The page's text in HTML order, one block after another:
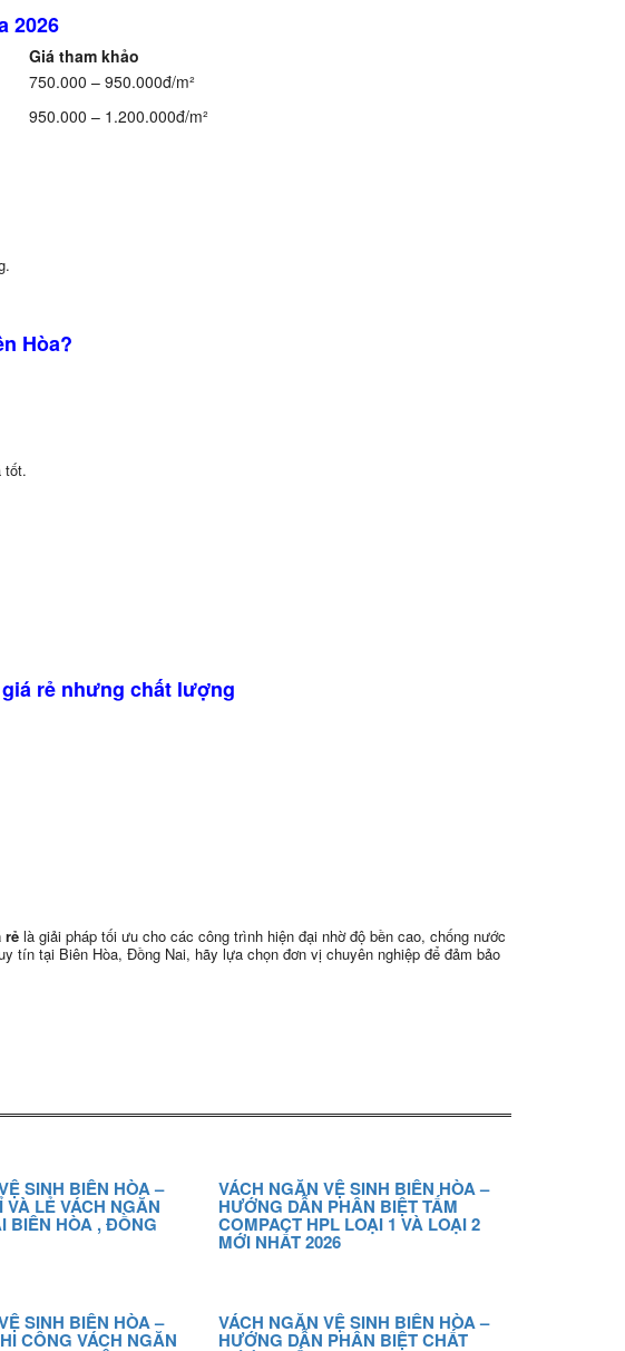
2026
Giá tham khảo
750.000 – 950.000đ/m²
950.000 – 1.200.000đ/m²
Hòa?
tốt.
rẻ nhưng chất lượng
rẻlà giải pháp tối ưu cho các công trình hiện đại nhờ độ bền cao, chống nước
tín tại Biên Hòa, Đồng Nai, hãy lựa chọn đơn vị chuyên nghiệp để đảm bảo
SINH BIÊN HÒA –
VÀ LẺ VÁCH NGĂN
BIÊN HÒA , ĐỒNG
VÁCH NGĂN VỆ SINH BIÊN HÒA –
HƯỚNG DẪN PHÂN BIỆT TẤM
COMPACT HPL LOẠI 1 VÀ LOẠI 2
MỚI NHẤT 2026
SINH BIÊN HÒA –
CÔNG VÁCH NGĂN
VÁCH NGĂN VỆ SINH BIÊN HÒA –
HƯỚNG DẪN PHÂN BIỆT CHẤT